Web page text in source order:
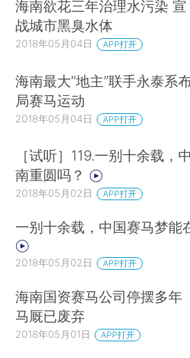
海南欲花三年治理水污染 宣
战城市黑臭水体
2018年05月04日 APP打开
海南最大“地主”联手永泰系
局赛马运动
2018年05月04日 APP打开
［试听］119.一别十余载，
南重圆吗？
2018年05月02日 APP打开
一别十余载，中国赛马梦能
2018年05月02日 APP打开
海南国资赛马公司停摆多年
马厩已废弃
2018年05月01日 APP打开